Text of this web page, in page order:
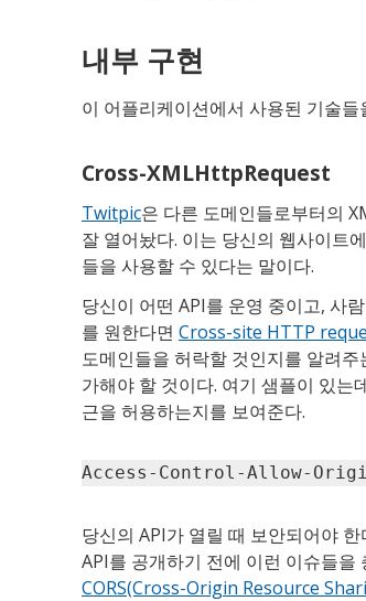
내부 구현
이 어플리케이션에서 사용된 기술
Cross-XMLHttpRequest
Twitpic은 다른 도메인들로부터의
잘 열어놨다. 이는 당신의 웹사이트
들을 사용할 수 있다는 말이다.
당신이 어떤 API를 운영 중이고, 사
를 원한다면 Cross-site HTTP
도메인들을 허락할 것인지를 알려
가해야 할 것이다. 여기 샘플이 있
근을 허용하는지를 보여준다.
Access-Control-Allow-
당신의 API가 열릴 때 보안되어야
API를 공개하기 전에 이런 이슈들을
CORS(Cross-Origin Resource